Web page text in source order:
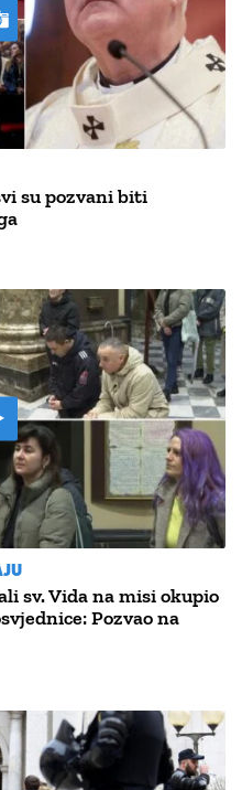
su pozvani biti
sv. Vida na misi okupio
Pozvao na